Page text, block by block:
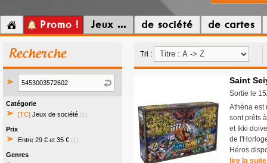
Promo ! Jeux ... de société de cartes
Recherche
Catégorie
[TC] Jeux de société (1)
Prix
Entre 29 € et 35 € (1)
Genres
Tri :
Saint
Sortie le
Athéna est
sont prêts
et Ikki
de
Héros
lire la suite